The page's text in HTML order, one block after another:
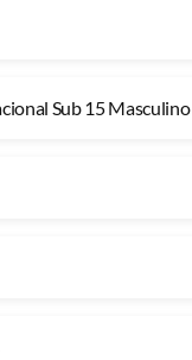
Sub 15 Masculino